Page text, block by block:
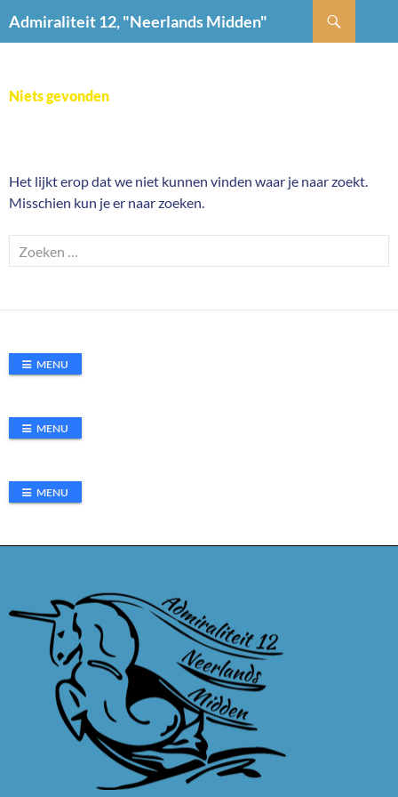
naar
Admiraliteit 12, "Neerlands Midden"
Niets gevonden
Het lijkt erop dat we niet kunnen vinden waar je naar zoekt.
Misschien kun je er naar zoeken.
Zoeken
naar:
MENU
MENU
MENU